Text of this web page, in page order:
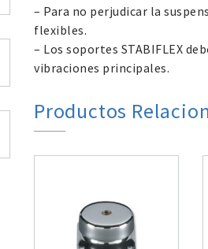
– Para no perjudicar la
flexibles.
– Los soportes STABIFLEX
vibraciones principales.
Productos